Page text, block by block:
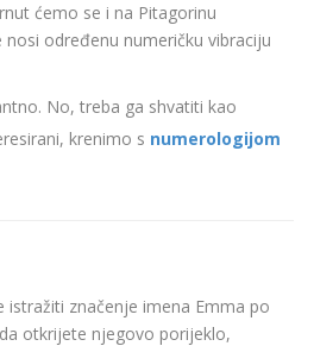
ćemo se i na Pitagorinu
određenu numeričku vibraciju
No, treba ga shvatiti kao
krenimo s numerologijom
značenje imena Emma po
otkrijete njegovo porijeklo,